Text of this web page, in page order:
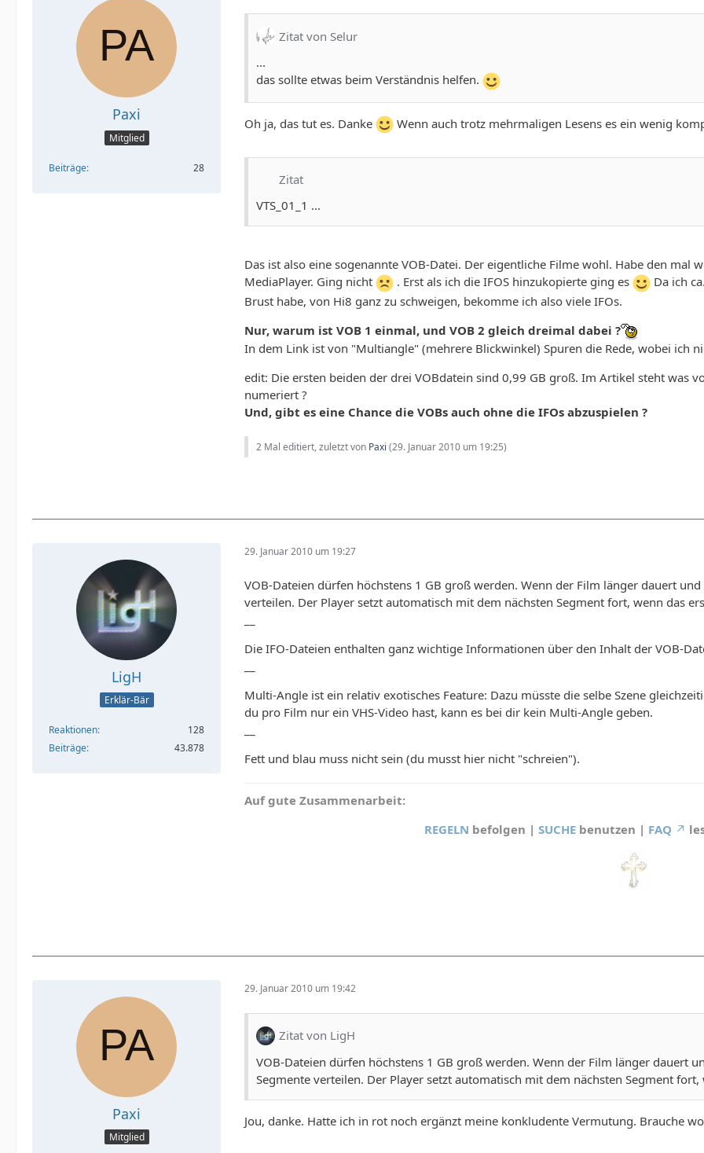
Paxi
Mitglied
Beiträge 28
Zitat von Selur
...
das sollte etwas beim Verständnis helfen.
Oh ja, das tut es. Danke Wenn auch trotz mehrmaligen Lesens es ein wenig
Zitat
VTS_01_1 ...
Das ist also eine sogenannte VOB-Datei. Der eigentliche Filme wohl. Habe den
MediaPlayer. Ging nicht
. Erst als ich die IFOS hinzukopierte ging es
Da ich
Brust habe, von Hi8 ganz zu schweigen, bekomme ich also viele IFOs.
Nur, warum ist VOB 1 einmal, und VOB 2 gleich dreimal dabei ?
In dem Link ist von "Multiangle" (mehrere Blickwinkel) Spuren die Rede, wobei ich
edit: Die ersten beiden der drei VOBdatein sind 0,99 GB groß. Im Artikel steht was
numeriert ?
Und, gibt es eine Chance die VOBs auch ohne die IFOs abzuspielen ?
2 Mal editiert, zuletzt von Paxi (29. Januar 2010 um 19:25)
LigH
Erklär-Bär
Reaktionen
128
Beiträge
43.878
29. Januar 2010 um 19:27
VOB-Dateien dürfen höchstens 1 GB groß werden. Wenn der Film länger dauert
verteilen. Der Player setzt automatisch mit dem nächsten Segment fort, wenn das
Die IFO-Dateien enthalten ganz wichtige Informationen über den Inhalt der VOB-
Multi-Angle ist ein relativ exotisches Feature: Dazu müsste die selbe Szene
du pro Film nur ein VHS-Video hast, kann es bei dir kein Multi-Angle geben.
Fett und blau muss nicht sein (du musst hier nicht "schreien").
Auf gute Zusammenarbeit:
REGELN befolgen | SUCHE benutzen | FAQ
Paxi
Mitglied
29. Januar 2010 um 19:42
Zitat von LigH
VOB-Dateien dürfen höchstens 1 GB groß werden. Wenn der Film länger dauert
Segmente verteilen. Der Player setzt automatisch mit dem nächsten Segment fort,
Jou, danke. Hatte ich in rot noch ergänzt meine konkludente Vermutung. Brauche